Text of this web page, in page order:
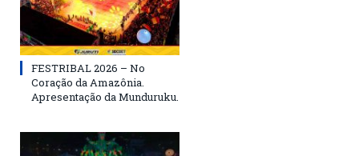
FESTRIBAL 2026 – No
Coração da Amazônia.
Apresentação da Munduruku.